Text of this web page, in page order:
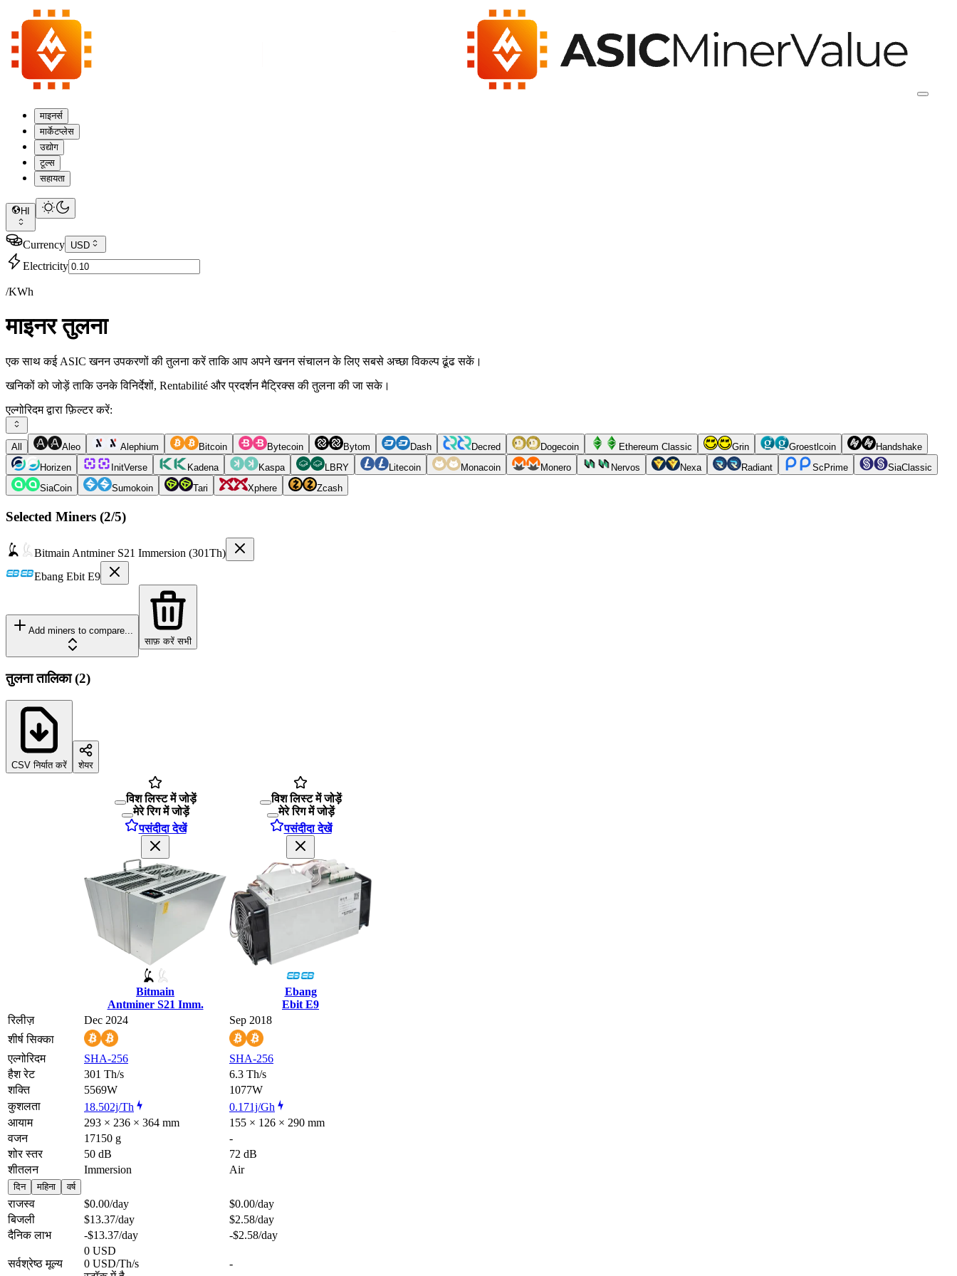
माइनर्स
मार्केटप्लेस
उद्योग
टूल्स
सहायता
HI
Currency USD
Electricity
/KWh
माइनर तुलना
एक साथ कई ASIC खनन उपकरणों की तुलना करें ताकि आप अपने खनन संचालन के लिए सबसे अच्छा विकल्प ढूंढ सकें।
खनिकों को जोड़ें ताकि उनके विनिर्देशों, Rentabilité और प्रदर्शन मैट्रिक्स की तुलना की जा सके।
एल्गोरिदम द्वारा फ़िल्टर करें:
All Aleo Alephium Bitcoin Bytecoin Bytom Dash Decred Dogecoin Ethereum Classic Grin Groestlcoin
Handshake
Horizen
InitVerse Kadena Kaspa LBRY Litecoin Monacoin Monero Nervos Nexa Radiant ScPrime
SiaClassic
SiaCoin
Sumokoin Tari Xphere Zcash
Selected Miners (2/5)
Bitmain Antminer S21 Immersion (301Th)
Ebang Ebit E9
Add miners to compare...
साफ़ करें सभी
तुलना तालिका(2)
CSV निर्यात करें शेयर
विश लिस्ट में जोड़ें
मेरे रिग में जोड़ें
पसंदीदा देखें
Bitmain
Antminer S21 Imm.
विश लिस्ट में जोड़ें
मेरे रिग में जोड़ें
पसंदीदा देखें
Ebang
Ebit E9
रिलीज़
Dec 2024
Sep 2018
शीर्ष सिक्का
एल्गोरिदम
SHA-256
SHA-256
हैश रेट
301 Th/s
6.3 Th/s
शक्ति
5569W
1077W
कुशलता
18.502j/Th
0.171j/Gh
आयाम
293 × 236 × 364 mm
155 × 126 × 290 mm
वजन
17150 g
-
शोर स्तर
50 dB
72 dB
शीतलन
Immersion Air
दिन महिना वर्ष
राजस्व $0.00/day $0.00/day
बिजली
$13.37/day $2.58/day
दैनिक लाभ
-$13.37/day -$2.58/day
सर्वश्रेष्ठ मूल्य
0 USD
0 USD/Th/s
-